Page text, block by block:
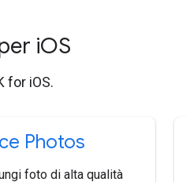
iOS
for iOS.
Photos
foto di alta qualità